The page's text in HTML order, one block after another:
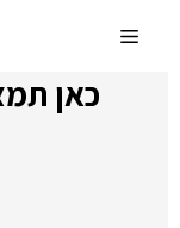
לתוכןMenu
כאן